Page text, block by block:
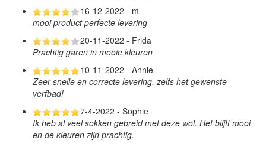
16-12-2022 - m
mooi product perfecte levering
20-11-2022 - Frida
Prachtig garen in mooie kleuren
10-11-2022 - Annie
Zeer snelle en correcte levering, zelfs het gewenste
verfbad!
7-4-2022 - Sophie
Ik heb al veel sokken gebreid met deze wol. Het blijft mooi
en de kleuren zijn prachtig.